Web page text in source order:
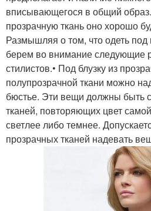
вписывающегося в общий
прозрачную ткань оно хорошо
Размышляя о том, что одеть под
берем во внимание следующие
стилистов.• Под блузку из
полупрозрачной ткани можно
бюстье. Эти вещи должны быть
тканей, повторяющих цвет
светлее либо темнее.
прозрачных тканей надевать